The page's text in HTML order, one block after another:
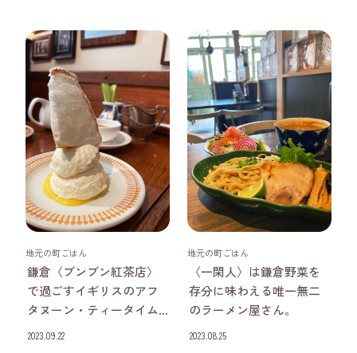
2023.09.22
地元の町ごはん
鎌倉〈ブンブン紅茶店〉
で過ごすイギリスのアフ
タヌーン・ティータイム...
2023.08.25
地元の町ごはん
〈一閑人〉は鎌倉野菜を
存分に味わえる唯一無二
のラーメン屋さん。